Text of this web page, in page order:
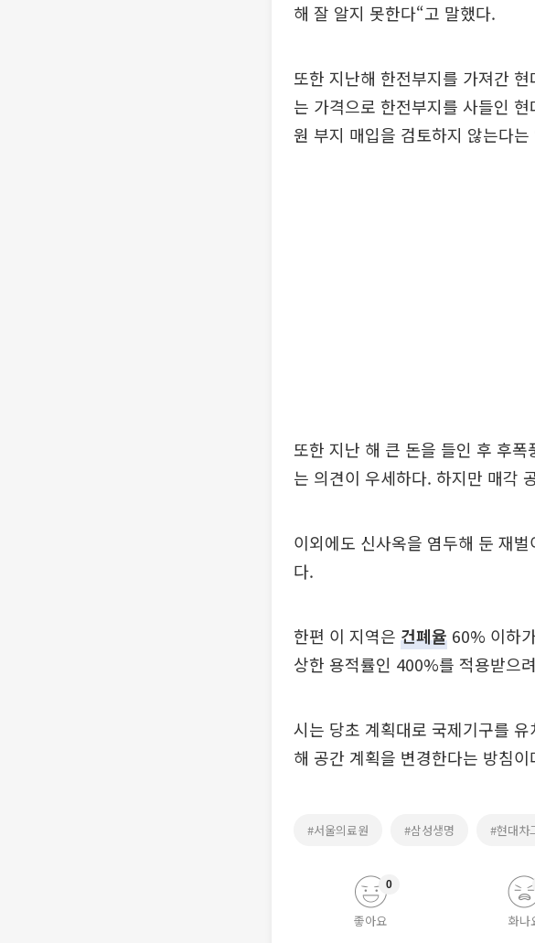
해 잘 알지 못한다“고 말했다.
또한 지난해 한전부지를 가져간
는 가격으로 한전부지를 사들인
원 부지 매입을 검토하지 않는다
또한 지난 해 큰 돈을 들인 후 후
는 의견이 우세하다. 하지만 매각
이외에도 신사옥을 염두해 둔 재
다.
한편 이 지역은 건폐율 60% 이하
상한 용적률인 400%를 적용받으
시는 당초 계획대로 국제기구를
해 공간 계획을 변경한다는 방침이
#서울의료원 #삼성생명 #현대차
좋아요
0
화나